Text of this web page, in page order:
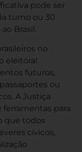
pode ser
turno ou 30
Brasil.
no
eleitoral
futuros,
ou
A Justiça
ferramentas para
que todos
cívicos,